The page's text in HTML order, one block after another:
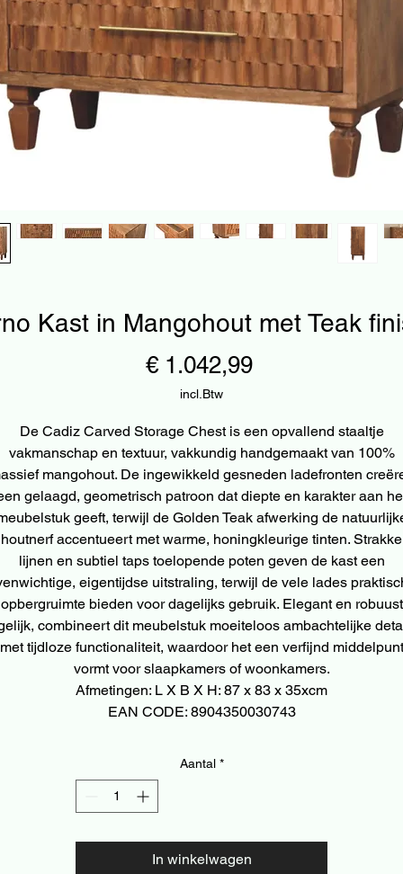
Kast in Mangohout met Teak
€ 1.042,99Prijs
incl.Btw
De Cadiz Carved Storage Chest is een opvallend staaltje
vakmanschap en textuur, vakkundig handgemaakt van 100%
mangohout. De ingewikkeld gesneden ladefronten
gelaagd, geometrisch patroon dat diepte en karakter aan
geeft, terwijl de Golden Teak afwerking de
houtnerf accentueert met warme, honingkleurige tinten. Strakke
lijnen en subtiel taps toelopende poten geven de kast een
eigentijdse uitstraling, terwijl de vele lades
opbergruimte bieden voor dagelijks gebruik. Elegant en robuust
combineert dit meubelstuk moeiteloos ambachtelijke
met tijdloze functionaliteit, waardoor het een verfijnd middelpunt
vormt voor slaapkamers of woonkamers.
Afmetingen: L X B X H: 87 x 83 x 35xcm
EAN CODE: 8904350030743
Aantal *
In winkelwagen